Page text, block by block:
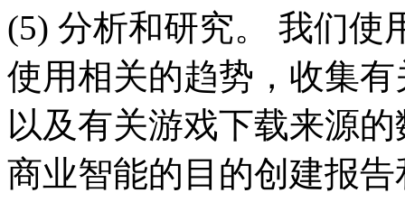
(5) 分析和研究。 我们使
使用相关的趋势，收集
以及有关游戏下载来源
商业智能的目的创建报